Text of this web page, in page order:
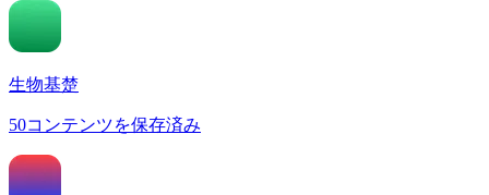
生物基楚
50コンテンツを保存済み